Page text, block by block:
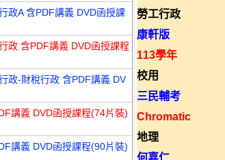
政A 含PDF講義 DVD函授課
政 含PDF講義 DVD函授課程
政-財稅行政 含PDF講義 DV
講義 DVD函授課程(74片裝)
講義 DVD函授課程(90片裝)
勞工行政
康軒版
113學年
校用
三民輔考
Chromatic
地理
何嘉仁